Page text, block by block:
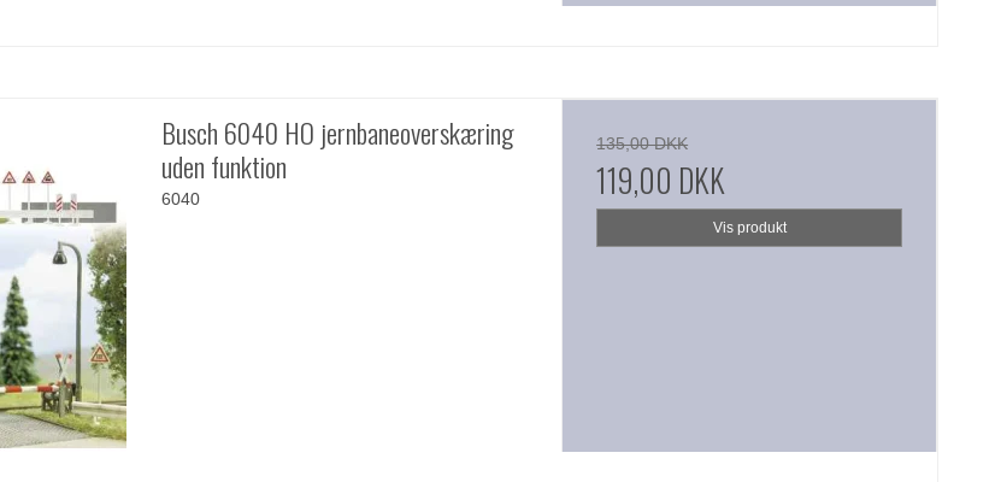
Busch 6040 HO jernbaneoverskæring
uden funktion
6040
135,00 DKK
119,00 DKK
Vis produkt